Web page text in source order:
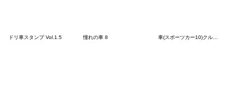
ドリ車スタンプ Vol.1.5 憧れの車 8 車(スポーツカー10)クルマバイクシリーズ